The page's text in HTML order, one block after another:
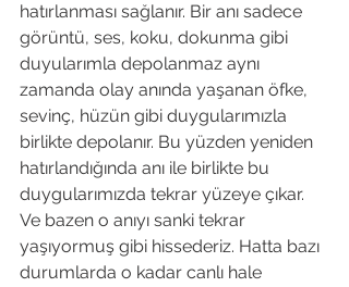
hatırlanması sağlanır. Bir anı sadece
görüntü, ses, koku, dokunma gibi
duyularımla depolanmaz aynı
zamanda olay anında yaşanan öfke,
sevinç, hüzün gibi duygularımızla
birlikte depolanır. Bu yüzden yeniden
hatırlandığında anı ile birlikte bu
duygularımızda tekrar yüzeye çıkar.
Ve bazen o anıyı sanki tekrar
yaşıyormuş gibi hissederiz. Hatta bazı
durumlarda o kadar canlı hale